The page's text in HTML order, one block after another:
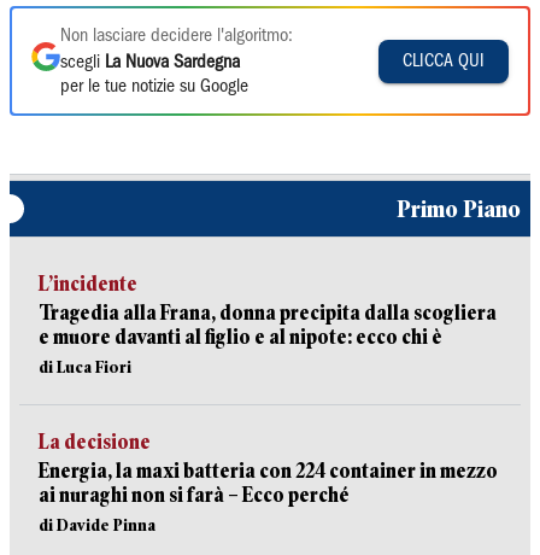
Non lasciare decidere l'algoritmo:
scegli La Nuova Sardegna
per le tue notizie su Google
CLICCA QUI
Primo Piano
L’incidente
Tragedia alla Frana, donna precipita dalla scogliera
e muore davanti al figlio e al nipote: ecco chi è
di Luca Fiori
La decisione
Energia, la maxi batteria con 224 container in mezzo
ai nuraghi non si farà – Ecco perché
di Davide Pinna